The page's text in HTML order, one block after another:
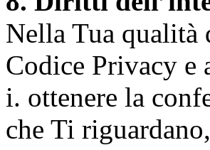
Nella Tua
Codice Privacy
i. ottenere la
che Ti